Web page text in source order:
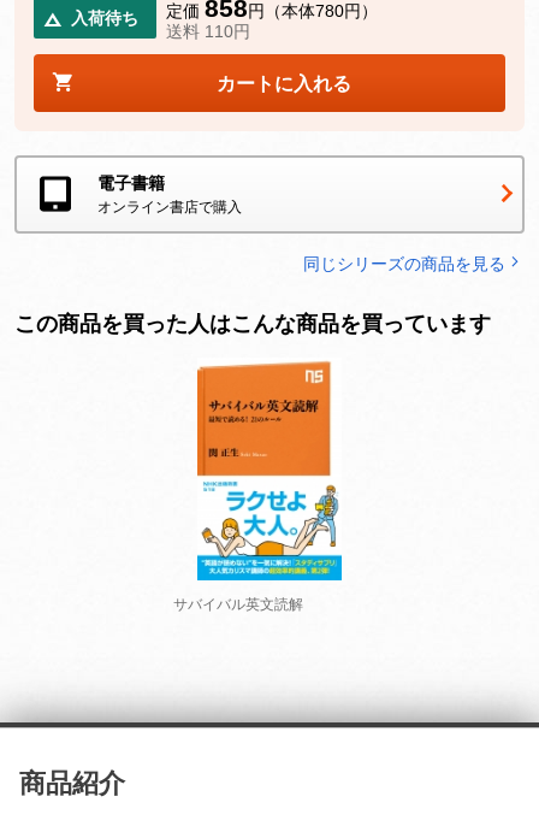
入荷待ち 定価 858円（本体780円）
送料 110円
カートに入れる
電子書籍
オンライン書店で購入
同じシリーズの商品を見る
この商品を買った人はこんな商品を買っています
サバイバル英文読解
商品紹介